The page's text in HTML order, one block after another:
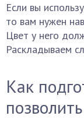
Если вы
то вам нужен
Цвет у него
Раскладываем
Как